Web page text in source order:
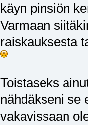
käyn pinsiön
Varmaan
raiskauksesta
Toistaseks
nähdäkseni se
vakavissaan